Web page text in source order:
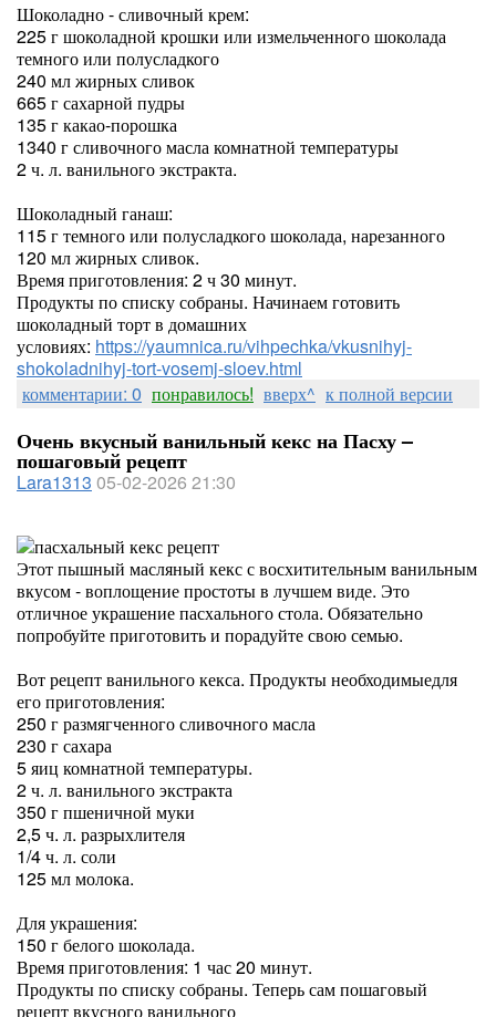
Шоколадно - сливочный крем:
225 г шоколадной крошки или измельченного шоколада
темного или полусладкого
240 мл жирных сливок
665 г сахарной пудры
135 г какао-порошка
1340 г сливочного масла комнатной температуры
2 ч. л. ванильного экстракта.
Шоколадный ганаш:
115 г темного или полусладкого шоколада, нарезанного
120 мл жирных сливок.
Время приготовления: 2 ч 30 минут.
Продукты по списку собраны. Начинаем готовить
шоколадный торт в домашних
условиях: https://yaumnica.ru/vihpechka/vkusnihyj-
shokoladnihyj-tort-vosemj-sloev.html
комментарии: 0 понравилось! вверх^ к полной версии
Очень вкусный ванильный кекс на Пасху –
пошаговый рецепт
Lara1313 05-02-2026 21:30
Этот пышный масляный кекс с восхитительным ванильным
вкусом - воплощение простоты в лучшем виде. Это
отличное украшение пасхального стола. Обязательно
попробуйте приготовить и порадуйте свою семью.
Вот рецепт ванильного кекса. Продукты необходимыедля
его приготовления:
250 г размягченного сливочного масла
230 г сахара
5 яиц комнатной температуры.
2 ч. л. ванильного экстракта
350 г пшеничной муки
2,5 ч. л. разрыхлителя
1/4 ч. л. соли
125 мл молока.
Для украшения:
150 г белого шоколада.
Время приготовления: 1 час 20 минут.
Продукты по списку собраны. Теперь сам пошаговый
рецепт вкусного ванильного